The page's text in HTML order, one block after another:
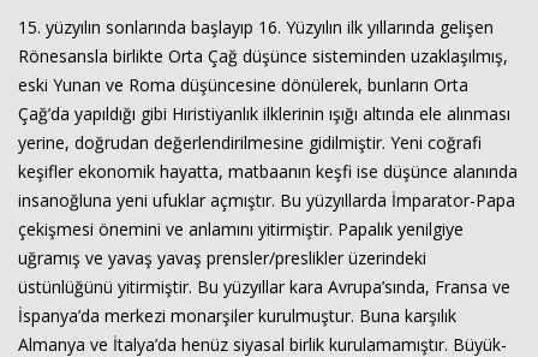
15. yüzyılın sonlarında başlayıp 16. Yüzyılın ilk yıllarında gelişen
Rönesansla birlikte Orta Çağ düşünce sisteminden uzaklaşılmış,
eski Yunan ve Roma düşüncesine dönülerek, bunların Orta
Çağ’da yapıldığı gibi Hıristiyanlık ilklerinin ışığı altında ele alınması
yerine, doğrudan değerlendirilmesine gidilmiştir. Yeni coğrafi
keşifler ekonomik hayatta, matbaanın keşfi ise düşünce alanında
insanoğluna yeni ufuklar açmıştır. Bu yüzyıllarda İmparator-Papa
çekişmesi önemini ve anlamını yitirmiştir. Papalık yenilgiye
uğramış ve yavaş yavaş prensler/preslikler üzerindeki
üstünlüğünü yitirmiştir. Bu yüzyıllar kara Avrupa’sında, Fransa ve
İspanya’da merkezi monarşiler kurulmuştur. Buna karşılık
Almanya ve İtalya’da henüz siyasal birlik kurulamamıştır. Büyük-
Haberin Doğru Adresi.